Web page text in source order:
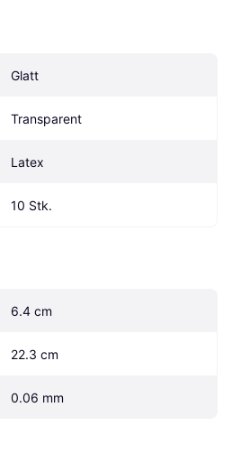
Glatt
Transparent
Latex
10 Stk.
6.4 cm
22.3 cm
0.06 mm